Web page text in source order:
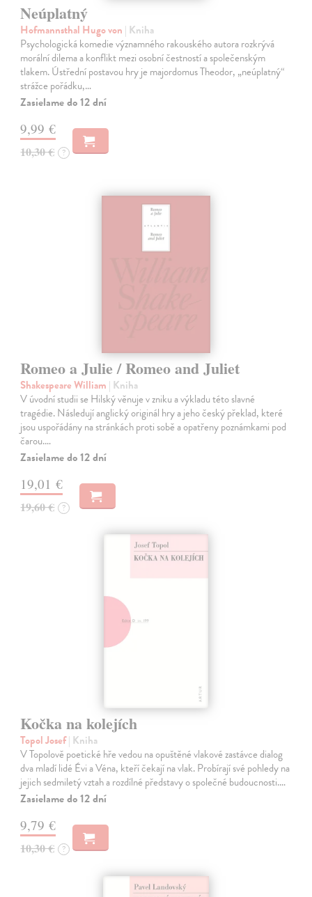
Neúplatný
Hofmannsthal Hugo von | Kniha
Psychologická komedie významného rakouského autora rozkrývá
morální dilema a konflikt mezi osobní čestností a společenským
tlakem. Ústřední postavou hry je majordomus Theodor, „neúplatný“
strážce pořádku,…
Zasielame do 12 dní
9,99 €
10,30 € ?
Romeo a Julie / Romeo and Juliet
Shakespeare William | Kniha
V úvodní studii se Hilský věnuje v zniku a výkladu této slavné
tragédie. Následují anglický originál hry a jeho český překlad, které
jsou uspořádány na stránkách proti sobě a opatřeny poznámkami pod
čarou.…
Zasielame do 12 dní
19,01 €
19,60 € ?
Kočka na kolejích
Topol Josef| Kniha
V Topolově poetické hře vedou na opuštěné vlakové zastávce dialog
dva mladí lidé Évi a Véna, kteří čekají na vlak. Probírají své pohledy na
jejich sedmiletý vztah a rozdílné představy o společné budoucnosti.…
Zasielame do 12 dní
9,79 €
10,30 € ?